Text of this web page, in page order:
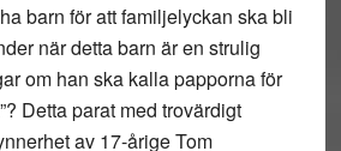
barn för att familjelyckan ska bli
när detta barn är en strulig
om han ska kalla papporna för
Detta parat med trovärdigt
av 17-årige Tom